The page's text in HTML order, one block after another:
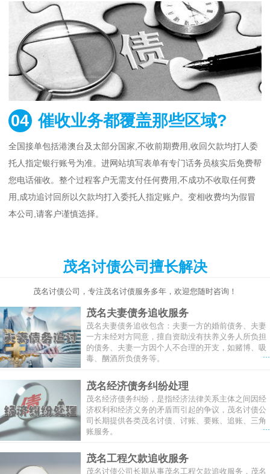
04 催收业务都覆盖那些区域?
全国接单包括港澳台及太部分国家,不收前期费用,收回欠款均打人委
托人指定银行账号为准。进网站填写表单有专门话务员核实后免费帮
您电话催收。整个过程客户无需支付任何费用,不成功不收取任何费
用,成功追讨回所以欠款均打入委托人指定账户。变相收费均为假冒
本公司,请客户谨慎选择。
茂名讨债公司擅长解决
茂名讨债公司，专注茂名讨债服务多年，欢迎您随时咨询！
茂名夫妻债务追收服务
茂名夫妻债务追收包含：夫妻一方的婚前债务、夫妻
一方未经对方同意，擅自资助没有扶养义务人所负担
的债务、夫妻一方因个人不合理的开支，如赌博、吸
毒、酗酒所负债务等。
茂名经济债务纠纷处理
茂名经济债务纠纷，是指经济法律关系主体之间因经
济权利和经济义务的矛盾而引起的争议，茂名讨债公
司长期提供各类茂名讨债、讨账、要账、追账、三角
账服务。
...
茂名工程欠款追收服务
茂名讨债公司长期从事茂名工程欠款追收服务，茂名